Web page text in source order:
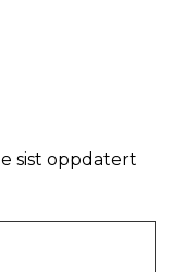
sist oppdatert